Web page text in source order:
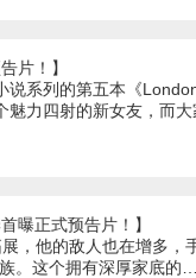
片！】
说系列的第五本《
魅力四射的新女友，而
曝正式预告片！】
，他的敌人也在增多
。这个拥有深厚家底的